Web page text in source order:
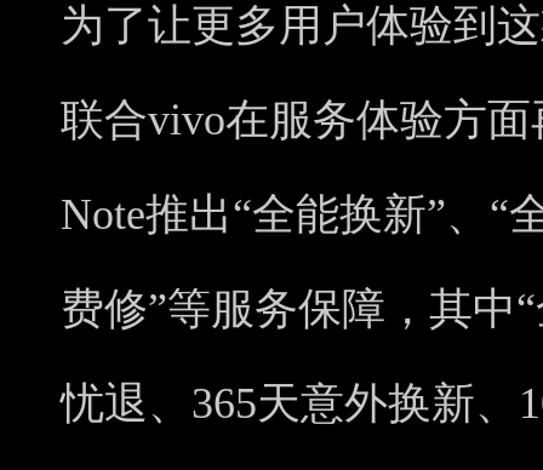
为了让更多用户体验到
联合vivo在服务体验方
Note推出“全能换新”、“
费修”等服务保障，其中
忧退、365天意外换新、